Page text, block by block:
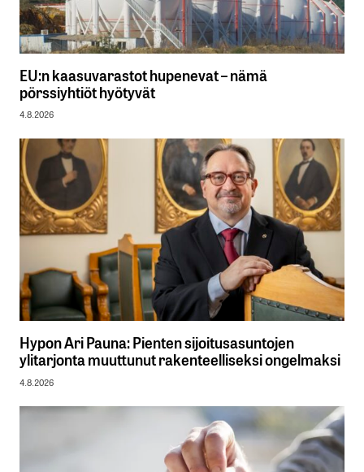
EU:n kaasuvarastot hupenevat – nämä
pörssiyhtiöt hyötyvät
4.8.2026
Hypon Ari Pauna: Pienten sijoitusasuntojen
ylitarjonta muuttunut rakenteelliseksi ongelmaksi
4.8.2026